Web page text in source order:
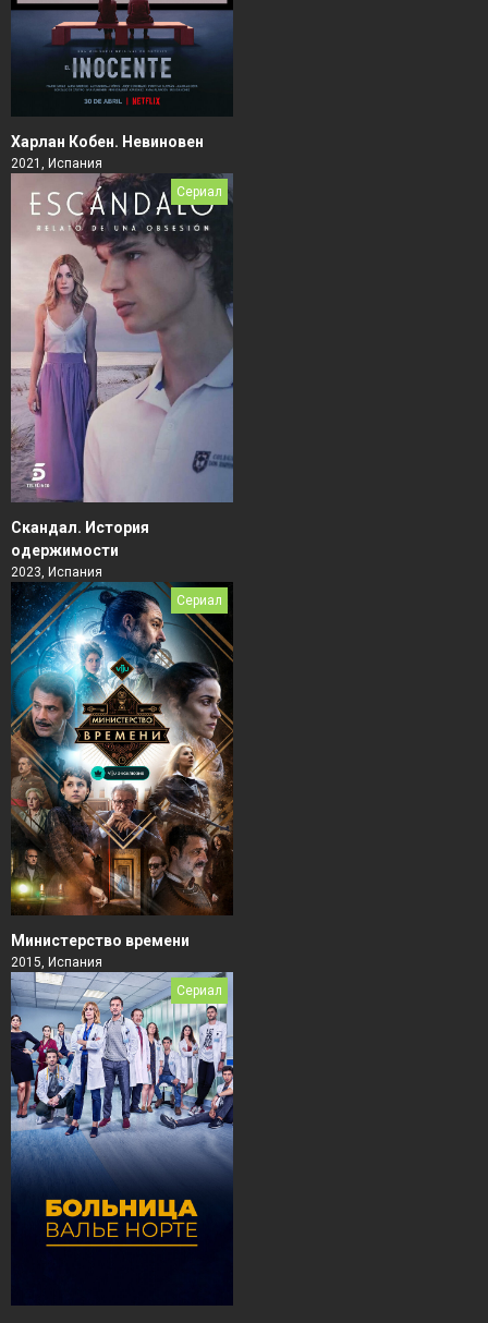
Харлан Кобен. Невиновен
2021, Испания
Сериал
Скандал. История
одержимости
2023, Испания
Сериал
Министерство времени
2015, Испания
Сериал